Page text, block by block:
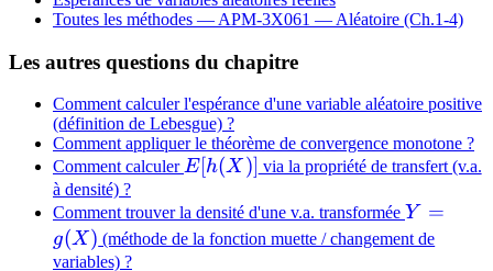
Toutes les méthodes — APM-3X061 — Aléatoire (Ch.1-4)
Les autres questions du chapitre
Comment calculer l'espérance d'une variable aléatoire positive
(définition de Lebesgue) ?
Comment appliquer le théorème de convergence monotone ?
Comment calculerE[h(X)]
E [h(X )] via la propriété de transfert (v.a.
à densité) ?
Comment trouver la densité d'une v.a. transformée Y =
g(X)
Y =
g(X ) (méthode de la fonction muette / changement de
variables) ?